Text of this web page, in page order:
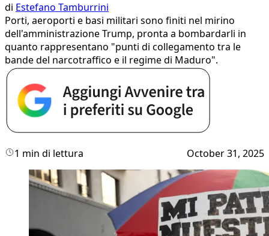
di Estefano Tamburrini
Porti, aeroporti e basi militari sono finiti nel mirino
dell'amministrazione Trump, pronta a bombardarli in
quanto rappresentano "punti di collegamento tra le
bande del narcotraffico e il regime di Maduro".
1 min di lettura October 31, 2025